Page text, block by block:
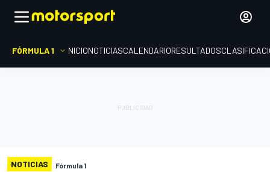
FÓRMULA 1 INICIONOTICIASCALENDARIORESULTADOS
NOTICIAS Fórmula 1